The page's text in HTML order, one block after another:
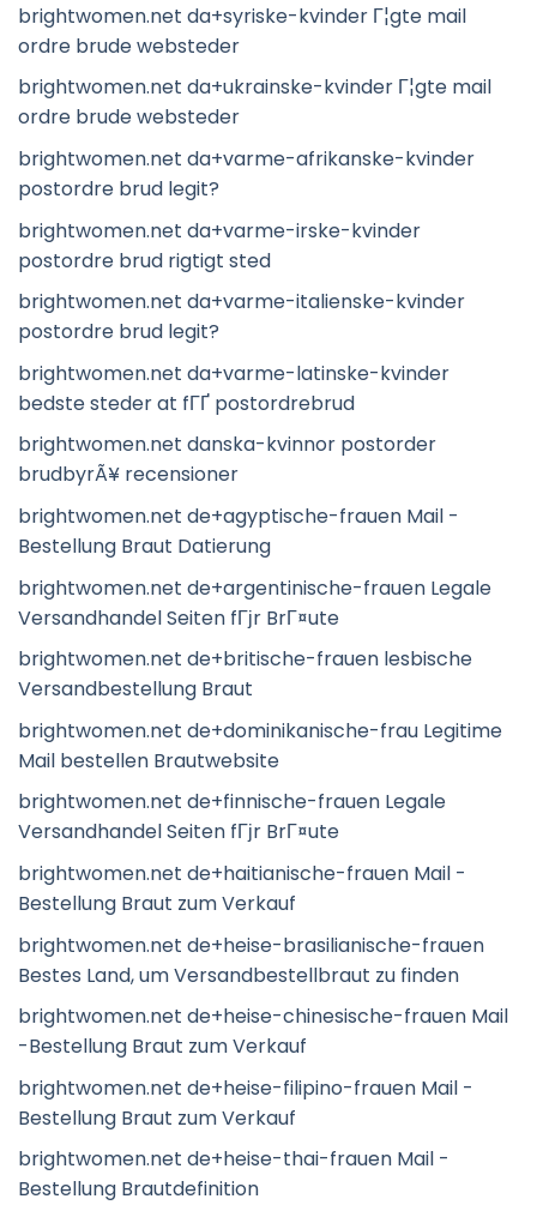
brightwomen.net da+syriske-kvinder Г¦gte mail
ordre brude websteder
brightwomen.net da+ukrainske-kvinder Г¦gte mail
ordre brude websteder
brightwomen.net da+varme-afrikanske-kvinder
postordre brud legit?
brightwomen.net da+varme-irske-kvinder
postordre brud rigtigt sted
brightwomen.net da+varme-italienske-kvinder
postordre brud legit?
brightwomen.net da+varme-latinske-kvinder
bedste steder at fГҐ postordrebrud
brightwomen.net danska-kvinnor postorder
brudbyrÃ¥ recensioner
brightwomen.net de+agyptische-frauen Mail -
Bestellung Braut Datierung
brightwomen.net de+argentinische-frauen Legale
Versandhandel Seiten fГјr BrГ¤ute
brightwomen.net de+britische-frauen lesbische
Versandbestellung Braut
brightwomen.net de+dominikanische-frau Legitime
Mail bestellen Brautwebsite
brightwomen.net de+finnische-frauen Legale
Versandhandel Seiten fГјr BrГ¤ute
brightwomen.net de+haitianische-frauen Mail -
Bestellung Braut zum Verkauf
brightwomen.net de+heise-brasilianische-frauen
Bestes Land, um Versandbestellbraut zu finden
brightwomen.net de+heise-chinesische-frauen Mail
-Bestellung Braut zum Verkauf
brightwomen.net de+heise-filipino-frauen Mail -
Bestellung Braut zum Verkauf
brightwomen.net de+heise-thai-frauen Mail -
Bestellung Brautdefinition